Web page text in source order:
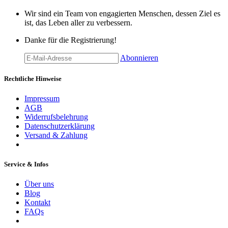
Wir sind ein Team von engagierten Menschen, dessen Ziel es
ist, das Leben aller zu verbessern.
Danke für die Registrierung!
Abonnieren
Rechtliche Hinweise
Impressum
AGB
Widerrufsbelehrung
Datenschutzerklärung
Versand & Zahlung
Service & Infos
Über uns
Blog
Kontakt
FAQs